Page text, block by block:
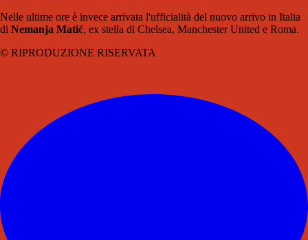
Nelle ultime ore è invece arrivata l'ufficialità del nuovo arrivo in Italia
di Nemanja Matić, ex stella di Chelsea, Manchester United e Roma.
© RIPRODUZIONE RISERVATA